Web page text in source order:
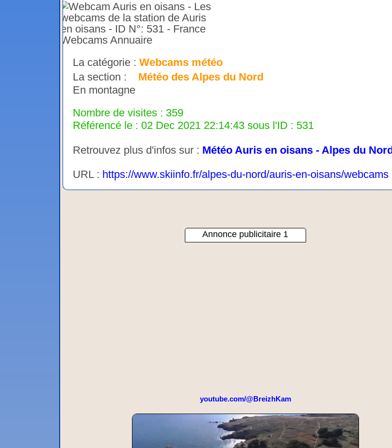
La catégorie : Webcams météo
La section : Météo des Alpes du Nord
En montagne
Nombre de visites : 359
Référencé le : 02 Dec 2021 22:14:43 sous l'ID : 531
Retrouvez plus d'infos sur : Météo Auris en oisans - Alpes du Nord
URL : https://www.skiinfo.fr/alpes-du-nord/auris-en-oisans/webcams
Annonce publicitaire 1
youtube.com/@BreizhKam